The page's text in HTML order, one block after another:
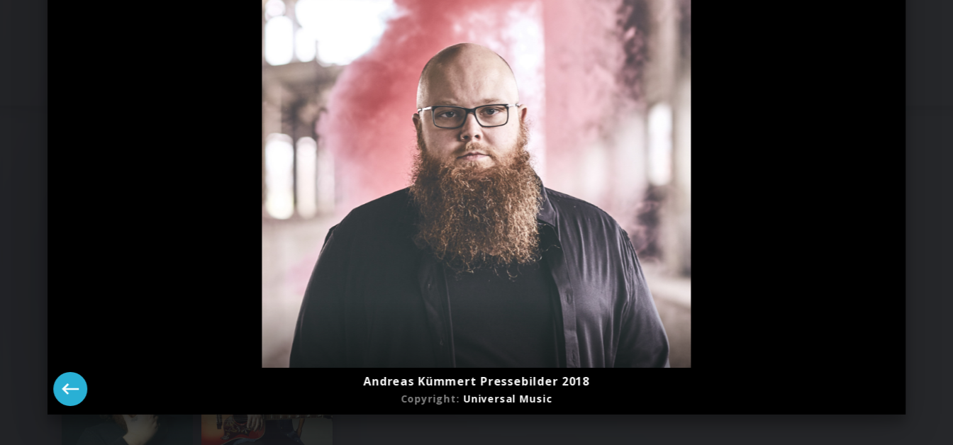
Andreas Kümmert Pressebilder 2014
Andreas Kümmert Pressebilder 2018
Copyright: Universal Music